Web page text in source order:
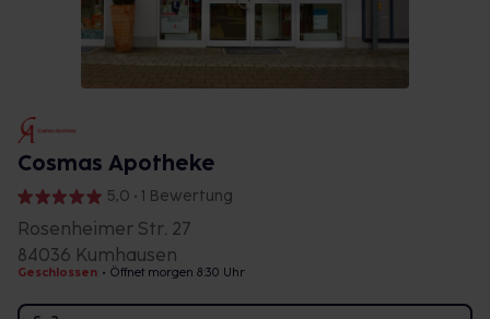
Cosmas Apotheke
5,0 • 1 Bewertung
Rosenheimer Str. 27
84036 Kumhausen
Geschlossen • Öffnet morgen 8:30 Uhr